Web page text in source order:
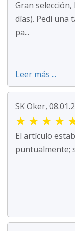
Gran
días). Pedí una
pa...
Leer más ...
SK Oker,
★ ★ ★ ★
El artículo
puntualmente;